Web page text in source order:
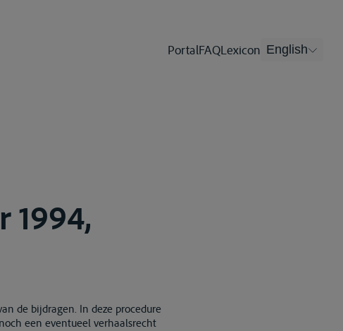
PortalFAQLexicon English
1994,
de bijdragen. In deze procedure
een eventueel verhaalsrecht